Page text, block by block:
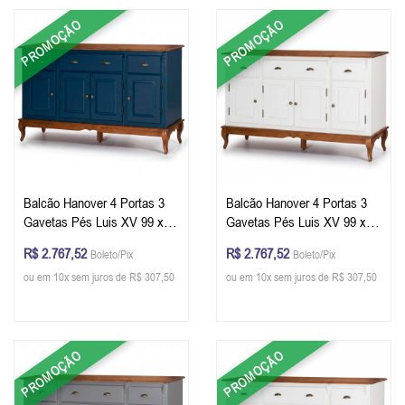
PROMOÇÃO
Balcão Hanover 4 Portas 3
Gavetas Pés Luis XV 99 x
Azul Petróleo - Imbuia Glazer
R$ 2.767,52 Boleto/Pix
ou em 10x sem juros de R$ 307,50
PROMOÇÃO
Balcão Hanover 4 Portas 3
Gavetas Pés Luis XV 99 x
Branco - Imbuia Glazer
R$ 2.767,52 Boleto/Pix
ou em 10x sem juros de R$ 307,50
PROMOÇÃO PROMOÇÃO